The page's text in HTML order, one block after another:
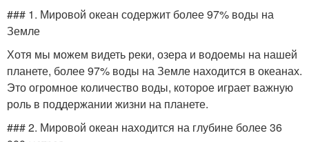
### 1. Мировой океан содержит более 97% воды на
Земле
Хотя мы можем видеть реки, озера и водоемы на нашей
планете, более 97% воды на Земле находится в океанах.
Это огромное количество воды, которое играет важную
роль в поддержании жизни на планете.
### 2. Мировой океан находится на глубине более 36